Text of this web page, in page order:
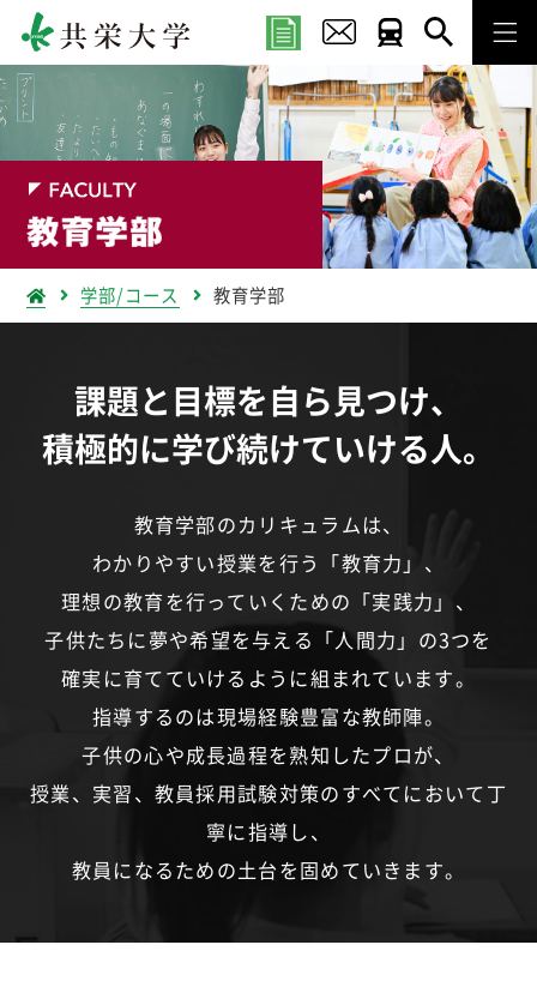
学部/コース 教育学部
課題と目標を自ら見つけ、
積極的に学び続けていける人。
教育学部のカリキュラムは、
わかりやすい授業を行う「教育力」、
理想の教育を行っていくための「実践力」、
子供たちに夢や希望を与える「人間力」の3つを
確実に育てていけるように組まれています。
指導するのは現場経験豊富な教師陣。
子供の心や成長過程を熟知したプロが、
授業、実習、教員採用試験対策のすべてにおいて丁
寧に指導し、
教員になるための土台を固めていきます。